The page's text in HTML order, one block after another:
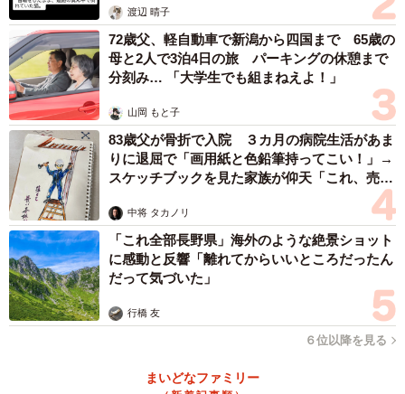
渡辺 晴子
72歳父、軽自動車で新潟から四国まで 65歳の
母と2人で3泊4日の旅 パーキングの休憩まで
分刻み… 「大学生でも組まねえよ！」
山岡 もと子
83歳父が骨折で入院 ３カ月の病院生活があま
りに退屈で「画用紙と色鉛筆持ってこい！」→
スケッチブックを見た家族が仰天「これ、売れ
中将 タカノリ
「これ全部長野県」海外のような絶景ショット
に感動と反響「離れてからいいところだったん
だって気づいた」
行橋 友
６位以降を見る
まいどなファミリー